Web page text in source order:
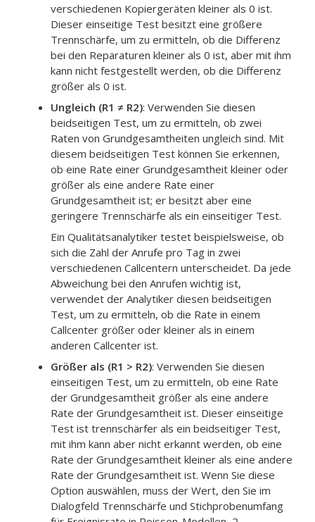
verschiedenen Kopiergeräten kleiner als 0 ist.
Dieser einseitige Test besitzt eine größere
Trennschärfe, um zu ermitteln, ob die Differenz
bei den Reparaturen kleiner als 0 ist, aber mit ihm
kann nicht festgestellt werden, ob die Differenz
größer als 0 ist.
Ungleich (R1 ≠ R2): Verwenden Sie diesen
beidseitigen Test, um zu ermitteln, ob zwei
Raten von Grundgesamtheiten ungleich sind. Mit
diesem beidseitigen Test können Sie erkennen,
ob eine Rate einer Grundgesamtheit kleiner oder
größer als eine andere Rate einer
Grundgesamtheit ist; er besitzt aber eine
geringere Trennschärfe als ein einseitiger Test.
Ein Qualitätsanalytiker testet beispielsweise, ob
sich die Zahl der Anrufe pro Tag in zwei
verschiedenen Callcentern unterscheidet. Da jede
Abweichung bei den Anrufen wichtig ist,
verwendet der Analytiker diesen beidseitigen
Test, um zu ermitteln, ob die Rate in einem
Callcenter größer oder kleiner als in einem
anderen Callcenter ist.
Größer als (R1 > R2): Verwenden Sie diesen
einseitigen Test, um zu ermitteln, ob eine Rate
der Grundgesamtheit größer als eine andere
Rate der Grundgesamtheit ist. Dieser einseitige
Test ist trennschärfer als ein beidseitiger Test,
mit ihm kann aber nicht erkannt werden, ob eine
Rate der Grundgesamtheit kleiner als eine andere
Rate der Grundgesamtheit ist. Wenn Sie diese
Option auswählen, muss der Wert, den Sie im
Dialogfeld Trennschärfe und Stichprobenumfang